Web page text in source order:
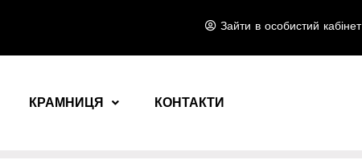
Зайти в особистий кабінет
КРАМНИЦЯ КОНТАКТИ